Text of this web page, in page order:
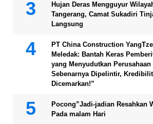
Hujan Deras Mengguyur
Tangerang, Camat Sukadiri
Langsung
PT China Construction
Meledak: Bantah Keras
yang Menyudutkan
Sebenarnya Dipelintir,
Dicemarkan!”
Pocong”Jadi-jadian Resahkan
Pada malam Hari